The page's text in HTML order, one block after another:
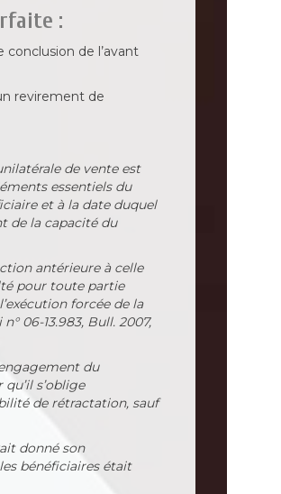
:
de l’avant
revirement de
de vente est
essentiels du
et à la date duquel
de la capacité du
antérieure à celle
pour toute partie
forcée de la
06-13.983, Bull. 2007,
du
s’oblige
de rétractation, sauf
donné son
bénéficiaires était